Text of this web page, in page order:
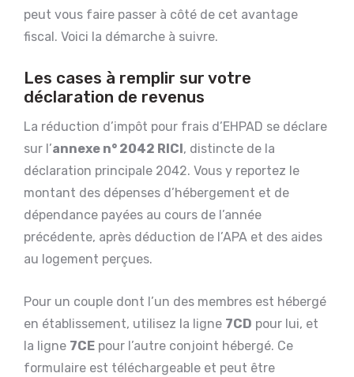
peut vous faire passer à côté de cet avantage
fiscal. Voici la démarche à suivre.
Les cases à remplir sur votre
déclaration de revenus
La réduction d’impôt pour frais d’EHPAD se déclare
sur l’annexe n° 2042 RICI , distincte de la
déclaration principale 2042. Vous y reportez le
montant des dépenses d’hébergement et de
dépendance payées au cours de l’année
précédente, après déduction de l’APA et des aides
au logement perçues.
Pour un couple dont l’un des membres est hébergé
en établissement, utilisez la ligne 7CD pour lui, et
la ligne 7CE pour l’autre conjoint hébergé. Ce
formulaire est téléchargeable et peut être